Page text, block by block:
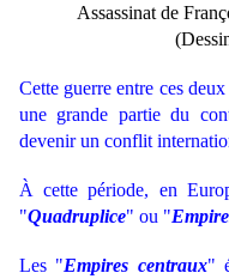
Assassinat de
Cette guerre entre ces
une grande partie du
devenir un conflit
À cette période, en
"Quadruplice" ou "
Les "Empires centraux"